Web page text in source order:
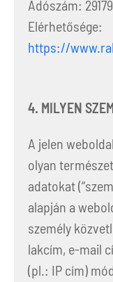
Adószám:
Elérhetősége:
https://
4. MILYEN
A jelen
olyan
adatokat
alapján a
személy
lakcím, e-mail
(pl.: IP cím)